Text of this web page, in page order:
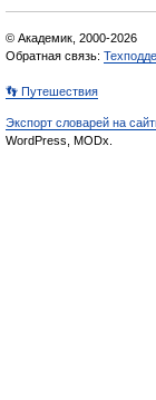
© Академик, 2000-2026
Обратная связь:
👣 Путешествия
Экспорт словарей на
WordPress, MODx.